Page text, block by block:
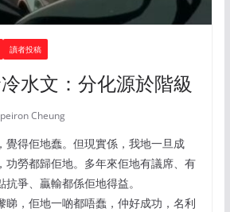
讀者投稿
水文：分化源於階級
Cheung
覺得佢地蠢。但現實係，我地一旦成
功勞都歸佢地。多年來佢地有議席、有
爭、贏輸都係佢地得益。
睇，佢地一啲都唔蠢，仲好成功，名利